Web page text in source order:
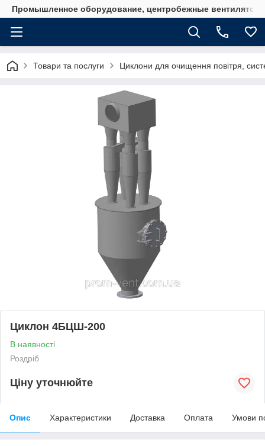
Промышленное оборудование, центробежные
Товари та послуги Циклони для очищення повітря,
Циклон 4БЦШ-200
В наявності
Роздріб
Ціну уточнюйте
Опис Характеристики Доставка Оплата Умови